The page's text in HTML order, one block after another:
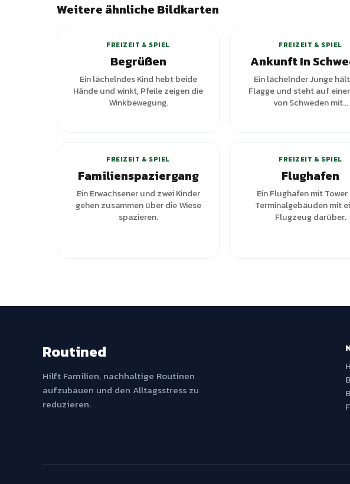
Weitere ähnliche Bildkarten
FREIZEIT & SPIEL
Begrüßen
Ein lächelndes Kind hebt beide
Hände und winkt, Pfeile zeigen die
Winkbewegung.
FREIZEIT & SPIEL
Ankunft In
Ein lächelnder Junge
Flagge und steht auf
von Schweden mit...
FREIZEIT & SPIEL
Familienspaziergang
Ein Erwachsener und zwei Kinder
gehen zusammen über die Wiese
spazieren.
FREIZEIT & SPIEL
Flughafen
Ein Flughafen mit
Terminalgebäuden mit
Flugzeug darüber.
Routined
Hilft Familien, nachhaltige Routinen
aufzubauen und den Alltagsstress zu
reduzieren.